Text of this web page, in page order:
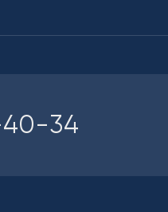
40-34